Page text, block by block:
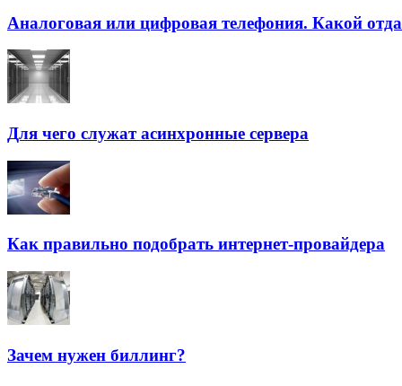
Аналоговая или цифровая телефония. Какой
Для чего служат асинхронные сервера
Как правильно подобрать интернет-провайдера
Зачем нужен биллинг?